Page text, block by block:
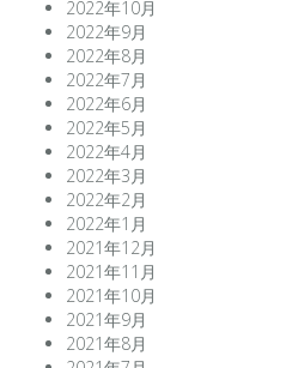
2022年10月
2022年9月
2022年8月
2022年7月
2022年6月
2022年5月
2022年4月
2022年3月
2022年2月
2022年1月
2021年12月
2021年11月
2021年10月
2021年9月
2021年8月